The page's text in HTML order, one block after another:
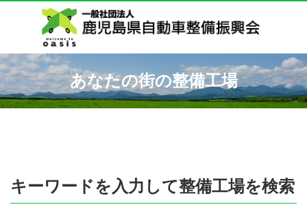
あなたの街の整備工場
キーワードを入力して整備工場を検索